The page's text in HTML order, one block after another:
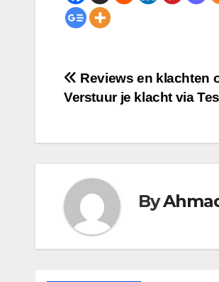
Post
navigation
Reviews en klachten
Verstuur je klacht via
By